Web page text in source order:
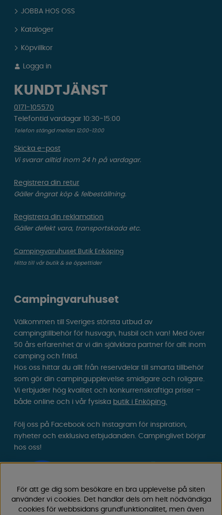
JOBBA HOS OSS
Kataloger
Köpvillkor
Logga in
KUNDTJÄNST
0171-105570
Telefontid vardagar 10:30-15:00
Telefon stängd mellan 12:00-13:00
Skicka e-post
Vi svarar alltid inom 24 h på vardagar.
Registrera din retur
Gäller ångrat köp & felbeställning.
Registrera din reklamation
Gäller defekt vara, transportskada etc.
Campingvaruhuset Butik Enköping
Hitta till vår butik & se öppettider
Campingvaruhuset
Välkommen till Sveriges största utbud av
campingtillbehör för husvagn, husbil och van! Med över
50 års erfarenhet är vi din självklara partner för allt inom
camping och fritid.
Hos oss hittar du allt från reservdelar till smarta tillbehör
som gör din campingupplevelse smidigare och roligare.
Vi erbjuder hög kvalitet och konkurrenskraftiga priser –
både online och i vår fysiska butik i Enköping.
Följ oss på Facebook och Instagram för inspiration,
nyheter och exklusiva erbjudanden. Campinglivet börjar
hos oss!
För att ge dig som besökare en bra upplevelse på siten
använder vi cookies. Det handlar dels om helt nödvändiga
cookies för webbsidans grundfunktionalitet, men även